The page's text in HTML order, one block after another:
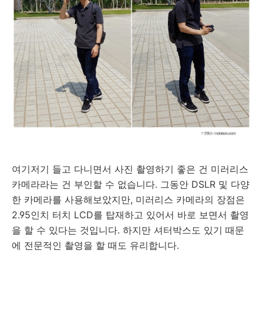
여기저기 들고 다니면서 사진 촬영하기 좋은 건 미러리스
카메라라는 건 부인할 수 없습니다. 그동안 DSLR 및 다양
한 카메라를 사용해보았지만, 미러리스 카메라의 장점은
2.95인치 터치 LCD를 탑재하고 있어서 바로 보면서 촬영
을 할 수 있다는 것입니다. 하지만 셔터박스도 있기 때문
에 전문적인 촬영을 할 때도 유리합니다.